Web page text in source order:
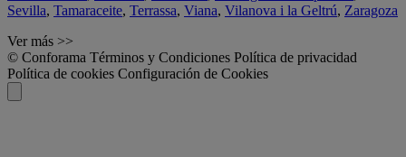
Sevilla, Tamaraceite, Terrassa, Viana, Vilanova i la Geltrú, Zaragoza
Ver más >>
© Conforama Términos y Condiciones Política de privacidad
Política de cookies Configuración de Cookies